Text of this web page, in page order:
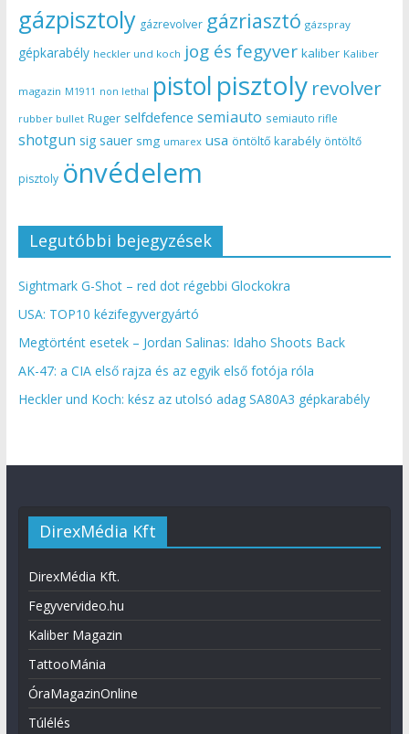
gázpisztoly gázrevolver gázriasztó gázspray
gépkarabély heckler und koch jog és fegyver kaliber Kaliber
magazin M1911 non lethal pistol pisztoly revolver
rubber bullet Ruger selfdefence semiauto semiauto rifle
shotgun sig sauer smg umarex usa öntöltő karabély öntöltő
pisztoly önvédelem
Legutóbbi bejegyzések
Sightmark G-Shot – red dot régebbi Glockokra
USA: TOP10 kézifegyvergyártó
Megtörtént esetek – Jordan Salinas: Idaho Shoots Back
AK-47: a CIA első rajza és az egyik első fotója róla
Heckler und Koch: kész az utolsó adag SA80A3 gépkarabély
DirexMédia Kft
DirexMédia Kft.
Fegyvervideo.hu
Kaliber Magazin
TattooMánia
ÓraMagazinOnline
Túlélés